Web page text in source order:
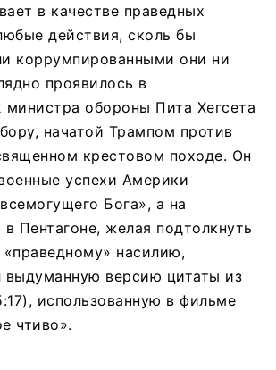
в качестве праведных
действия, сколь бы
коррумпированными они ни
проявилось в
министра обороны Пита Хегсета
начатой Трампом против
крестовом походе. Он
успехи Америки
Бога», а на
Пентагоне, желая подтолкнуть
насилию,
выдуманную версию цитаты из
использованную в фильме
чтиво».